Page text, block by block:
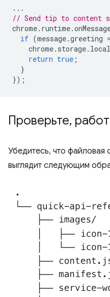
...
// Send tip to content
chrome. runtime.
if (message.greeting
chrome. storage. local
return true ;
}
});
Проверьте,
Убедитесь, что файловая
выглядит следующим